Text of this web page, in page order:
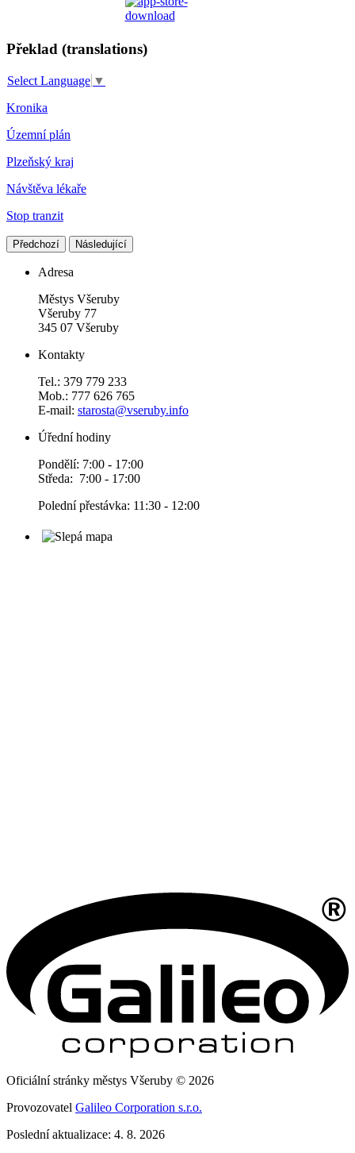
Překlad (translations)
Select Language ▼
Kronika
Územní plán
Plzeňský kraj
Návštěva lékaře
Stop tranzit
Předchozí Následující
Adresa
Městys Všeruby
Všeruby 77
345 07 Všeruby
Kontakty
Tel.: 379 779 233
Mob.: 777 626 765
E-mail: starosta@vseruby.info
Úřední hodiny
Pondělí: 7:00 - 17:00
Středa: 7:00 - 17:00
Polední přestávka: 11:30 - 12:00
Oficiální stránky městys Všeruby © 2026
Provozovatel Galileo Corporation s.r.o.
Poslední aktualizace: 4. 8. 2026